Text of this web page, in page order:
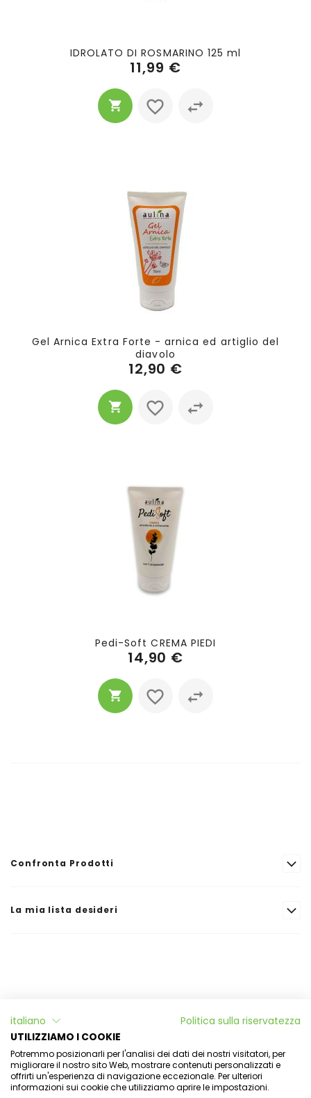
IDROLATO DI ROSMARINO 125 ml
11,99 €
Gel Arnica Extra Forte - arnica ed artiglio del
diavolo
12,90 €
Pedi-Soft CREMA PIEDI
14,90 €
Confronta Prodotti
La mia lista desideri
L'Officina di Aulina
Il mio account
Newsletter
italiano
Politica sulla riservatezza
UTILIZZIAMO I COOKIE
Potremmo posizionarli per l'analisi dei dati dei nostri visitatori, per
migliorare il nostro sito Web, mostrare contenuti personalizzati e
offrirti un'esperienza di navigazione eccezionale. Per ulteriori
informazioni sui cookie che utilizziamo aprire le impostazioni.